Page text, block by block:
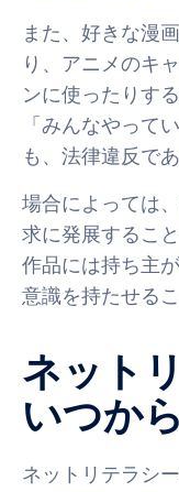
また、好きな漫
り、アニメのキ
ンに使ったりす
「みんなやって
も、法律違反で
場合によっては
求に発展するこ
作品には持ち主
意識を持たせる
ネット
いつか
ネットリテラシ